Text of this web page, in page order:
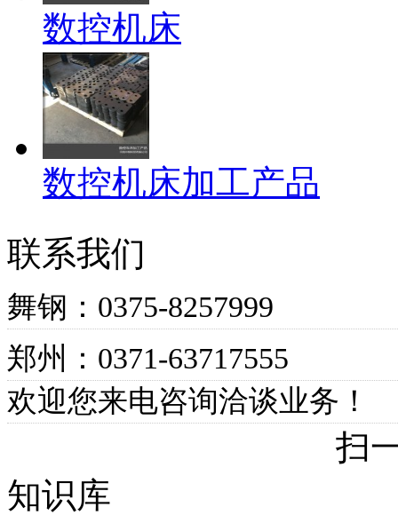
数控机床
数控机床加工产品
联系我们
舞钢：0375-8257999
郑州：0371-63717555
欢迎您来电咨询洽谈业务！
扫
知识库